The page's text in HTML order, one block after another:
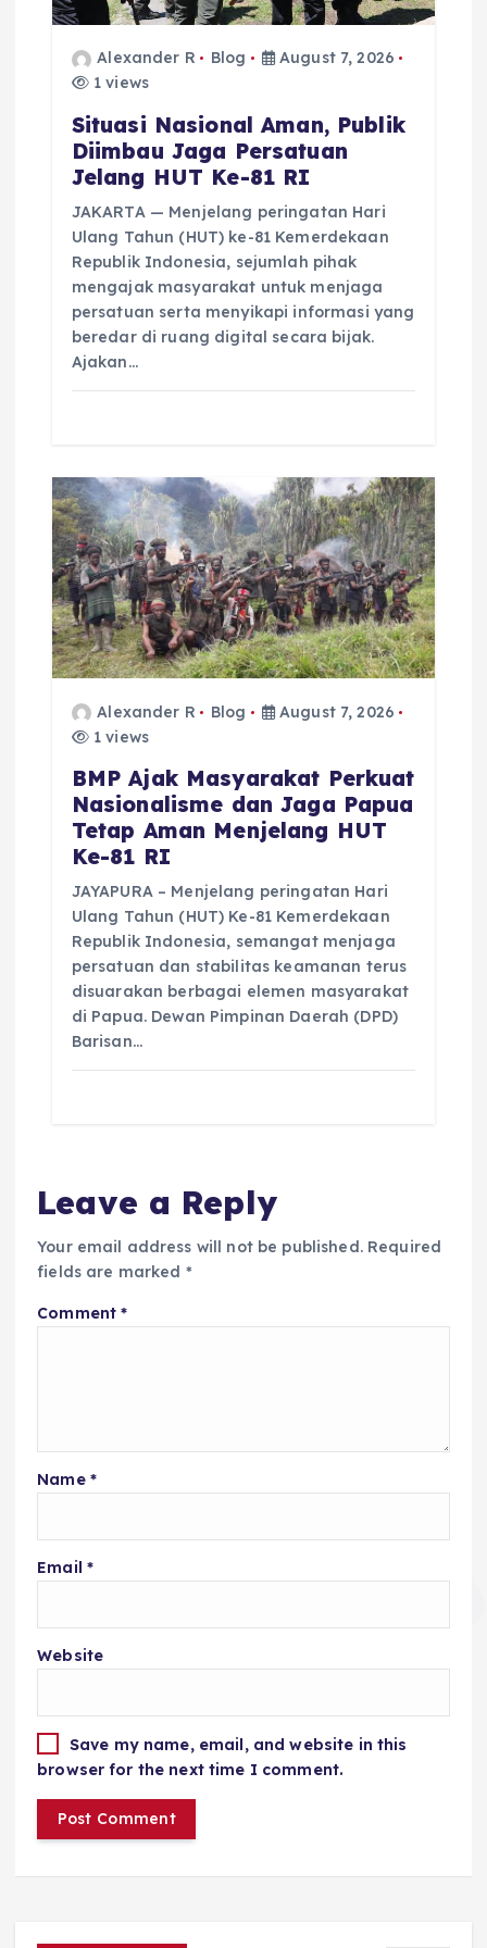
Alexander R Blog
August 7, 2026
1 views
Situasi Nasional Aman, Publik
Diimbau Jaga Persatuan
Jelang HUT Ke-81 RI
JAKARTA — Menjelang peringatan Hari
Ulang Tahun (HUT) ke-81 Kemerdekaan
Republik Indonesia, sejumlah pihak
mengajak masyarakat untuk menjaga
persatuan serta menyikapi informasi yang
beredar di ruang digital secara bijak.
Ajakan…
Alexander R Blog
August 7, 2026
1 views
BMP Ajak Masyarakat Perkuat
Nasionalisme dan Jaga Papua
Tetap Aman Menjelang HUT
Ke-81 RI
JAYAPURA – Menjelang peringatan Hari
Ulang Tahun (HUT) Ke-81 Kemerdekaan
Republik Indonesia, semangat menjaga
persatuan dan stabilitas keamanan terus
disuarakan berbagai elemen masyarakat
di Papua. Dewan Pimpinan Daerah (DPD)
Barisan…
Leave a Reply
Your email address will not be published. Required
fields are marked *
Comment*
Name *
Email *
Website
Save my name, email, and website in this
browser for the next time I comment.